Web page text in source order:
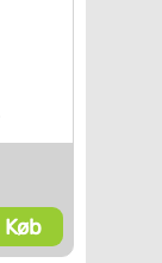
Køb